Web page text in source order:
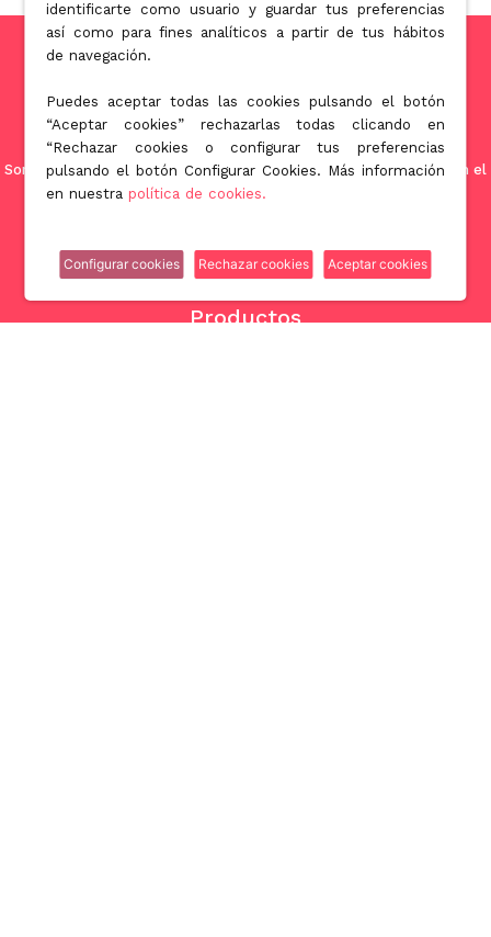
Somos una empresa orientada a ofrecer soluciones innovadoras en el
mundo de la licuación patrimonial de la tercera edad.
Productos
identificarte como usuario y guardar tus preferencias
así como para fines analíticos a partir de tus hábitos
de navegación.
Puedes aceptar todas las cookies pulsando el botón
“Aceptar cookies” rechazarlas todas clicando en
“Rechazar cookies o configurar tus preferencias
pulsando el botón Configurar Cookies. Más información
en nuestrapolítica de cookies.
Configurar cookies Rechazar cookies Aceptar cookies